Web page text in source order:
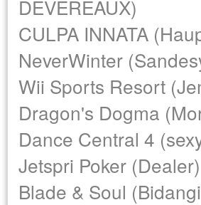
DEVEREAUX)
CULPA INNATA
NeverWinter
Wii Sports Resort
Dragon's Dogma
Dance Central 4
Jetspri Poker (Dealer)
Blade & Soul